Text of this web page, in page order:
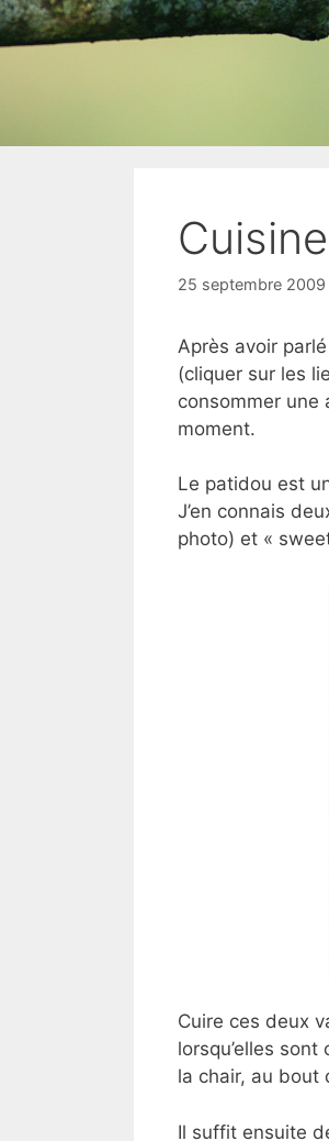
25 septembre 2009
Après avoir
(cliquer sur les
consommer une
moment.
Le patidou est
J’en connais
photo) et «
Cuire ces deux
lorsqu’elles
la chair, au bout
Il suffit ensuite